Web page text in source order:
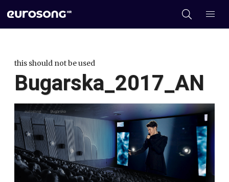
this should not be used
Bugarska_2017_AN